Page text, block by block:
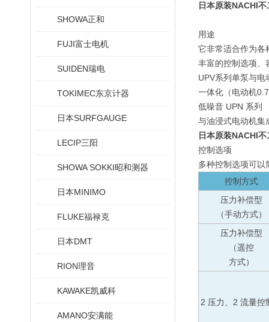
SHOWA正和
FUJI富士电机
SUIDEN瑞电
TOKIMEC东京计器
日本SURFGAUGE
LECIP三阳
SHOWA SOKKI昭和测器
日本MINIMO
FLUKE福禄克
日本DMT
RION理音
KAWAKE凯威科
AMANO安满能
日本原装NACHI
用途
它非常适合作为各
丰富的控制选项、
UPV系列单泵与电
一体化（电动机
低噪音 UPN 系列
与油浸式电动机集
日本原装NACHI
控制选项
多种控制选项可以
控制方式
压力补偿型
（手动方式）
压力补偿型
（遥控
方式）
2 压力、2 流量控